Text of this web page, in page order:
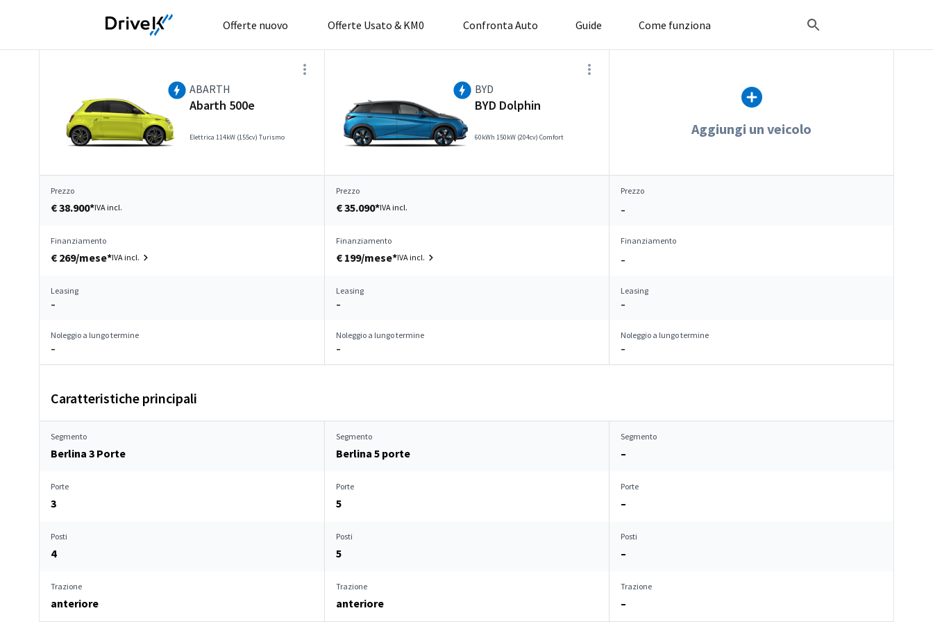
Offerte nuovo Offerte Usato & KM0 Confronta Auto Guide Come funziona
ABARTH
Abarth 500e
Elettrica 114kW (155cv) Turismo
BYD
BYD Dolphin
60kWh 150kW (204cv) Comfort Aggiungi un veicolo
Prezzo
€ 38.900*IVA incl.
Prezzo
€ 35.090*IVA incl.
Prezzo
–
Finanziamento
€ 269/mese*IVA incl.
Finanziamento
€ 199/mese*IVA incl.
Finanziamento
–
Leasing
–
Leasing
–
Leasing
–
Noleggio a lungo termine
–
Noleggio a lungo termine
–
Noleggio a lungo termine
–
Caratteristiche principali
Segmento
Berlina 3 Porte
Segmento
Berlina 5 porte
Segmento
–
Porte
3
Porte
5
Porte
–
Posti
4
Posti
5
Posti
–
Trazione
anteriore
Trazione
anteriore
Trazione
–